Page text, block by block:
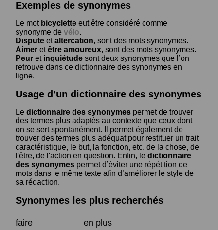
Exemples de synonymes
Le mot bicyclette eut être considéré comme
synonyme de vélo.
Dispute etaltercation, sont des mots synonymes.
Aimer etêtre amoureux, sont des mots synonymes.
Peur et inquiétude sont deux synonymes que l’on
retrouve dans ce dictionnaire des synonymes en
ligne.
Usage d’un dictionnaire des synonymes
Le dictionnaire des synonymes permet de trouver
des termes plus adaptés au contexte que ceux dont
on se sert spontanément. Il permet également de
trouver des termes plus adéquat pour restituer un trait
caractéristique, le but, la fonction, etc. de la chose, de
l'être, de l'action en question. Enfin, le dictionnaire
des synonymes permet d’éviter une répétition de
mots dans le même texte afin d’améliorer le style de
sa rédaction.
Synonymes les plus recherchés
faire
en plus